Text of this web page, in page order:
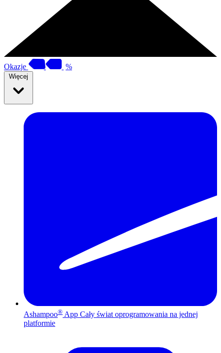
Okazje %
Więcej
Ashampoo® App Cały świat oprogramowania na jednej
platformie